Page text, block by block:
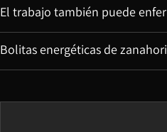
El trabajo también puede
Bolitas energéticas de